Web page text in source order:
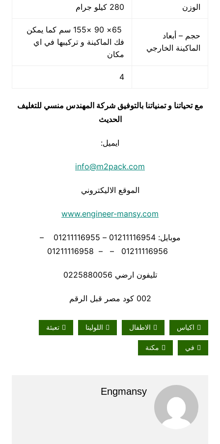
الوزن 280 كيلو جرام
حجم – أبعاد
الماكينة الخارجي
65× 90 ×155 سم كما يمكن
فك الماكينة و تركيبها في اي
مكان
4
مع تحياتنا و تمنياتنا بالتوفيق شركة المهندس منسي للتغليف
الحديث
ايميل:
info@m2pack.com
الموقع الاليكتروني
www.engineer-mansy.com
موبايل: 01211116954 – 01211116955 –
تليفون ارضي 0225880056
002 كود مصر قبل الرقم
اكياس الاطفال اللوليتا تعبئة
في مكنة
Engmansy